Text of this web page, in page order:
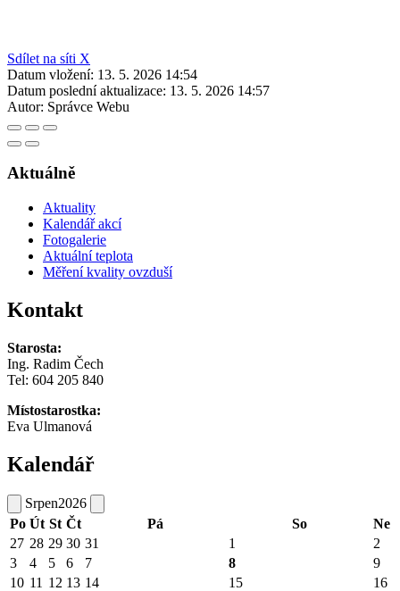
Sdílet na síti X
Datum vložení: 13. 5. 2026 14:54
Datum poslední aktualizace: 13. 5. 2026 14:57
Autor: Správce Webu
Aktuálně
Aktuality
Kalendář akcí
Fotogalerie
Aktuální teplota
Měření kvality ovzduší
Kontakt
Starosta:
Ing. Radim Čech
Tel: 604 205 840
Místostarostka:
Eva Ulmanová
Kalendář
Srpen2026
Po Út St Čt Pá So
Ne
27 28 29 30 31 1
2
3
4 5 6 7 8
9
10 11 12 13 14 15 16